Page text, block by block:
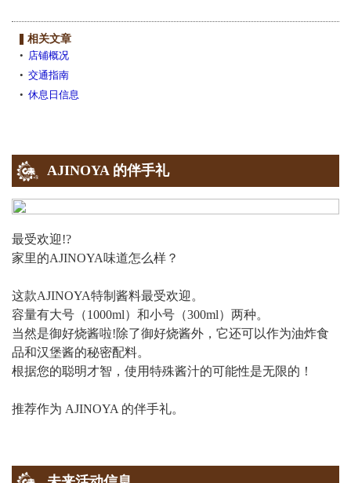
相关文章
店铺概况
交通指南
休息日信息
AJINOYA 的伴手礼
最受欢迎!?
家里的AJINOYA味道怎么样？
这款AJINOYA特制酱料最受欢迎。
容量有大号（1000ml）和小号（300ml）两种。
当然是御好烧酱啦!除了御好烧酱外，它还可以作为油炸食
品和汉堡酱的秘密配料。
根据您的聪明才智，使用特殊酱汁的可能性是无限的！
推荐作为 AJINOYA 的伴手礼。